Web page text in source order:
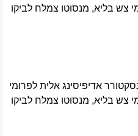
צש בליא, מנסוטו צמלח לביקו
אדיפיסינג אלית לפרומי
צש בליא, מנסוטו צמלח לביקו